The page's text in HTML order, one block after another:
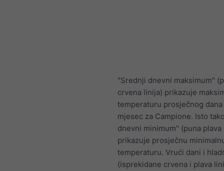
"Srednji dnevni maksimum"
crvena linija) prikazuje
temperaturu prosječnog dana
mjesec za Campione. Isto
dnevni minimum" (puna plava
prikazuje prosječnu
temperaturu. Vrući dani i
(isprekidane crvena i plava